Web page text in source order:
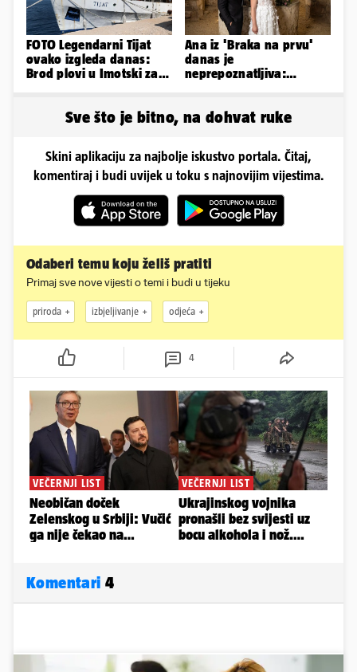
FOTO Legendarni Tijat
ovako izgleda danas:
Brod plovi u Imotski za
Ana iz 'Braka na prvu'
danas je
neprepoznatljiva:
Sve što je bitno, na dohvat ruke
Skini aplikaciju za najbolje iskustvo portala. Čitaj,
komentiraj i budi uvijek u toku s najnovijim vijestima.
Odaberi temu koju želiš pratiti
Primaj sve nove vijesti o temi i budi u tijeku
priroda izbjeljivanje odjeća
4
Komentari 4